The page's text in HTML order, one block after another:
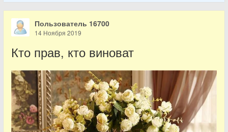
Пользователь 16700
14 Ноября 2019
Кто прав, кто виноват